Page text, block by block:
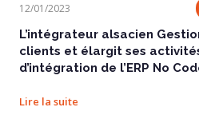
12/01/2023
L’intégrateur alsacien
clients et élargit ses
d’intégration de l’ERP No
Lire la suite